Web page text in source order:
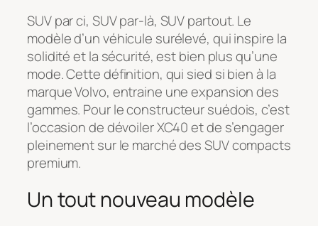
SUV par ci, SUV par-là, SUV partout. Le
modèle d’un véhicule surélevé, qui inspire la
solidité et la sécurité, est bien plus qu’une
mode. Cette définition, qui sied si bien à la
marque Volvo, entraine une expansion des
gammes. Pour le constructeur suédois, c’est
l’occasion de dévoiler XC40 et de s’engager
pleinement sur le marché des SUV compacts
premium.
Un tout nouveau modèle